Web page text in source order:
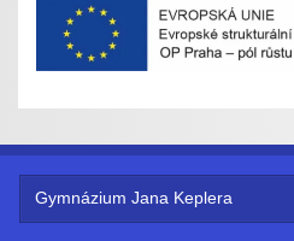
Gymnázium Jana Keplera